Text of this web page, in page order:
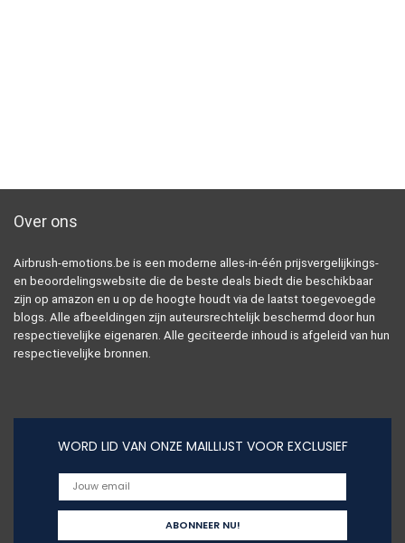
Over ons
Airbrush-emotions.be is een moderne alles-in-één prijsvergelijkings-
en beoordelingswebsite die de beste deals biedt die beschikbaar
zijn op amazon en u op de hoogte houdt via de laatst toegevoegde
blogs. Alle afbeeldingen zijn auteursrechtelijk beschermd door hun
respectievelijke eigenaren. Alle geciteerde inhoud is afgeleid van hun
respectievelijke bronnen.
WORD LID VAN ONZE MAILLIJST VOOR EXCLUSIEF